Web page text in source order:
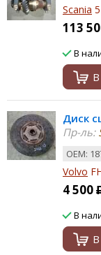
Scania
113
В
Диск
Пр-ль:
ОЕМ:
Volvo
4 500
В